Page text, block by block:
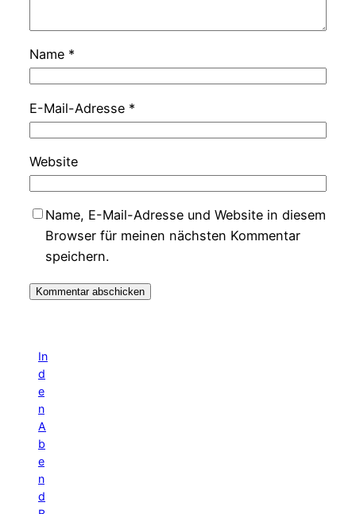
Name *
E-Mail-Adresse *
Website
Name, E-Mail-Adresse und Website in diesem
Browser für meinen nächsten Kommentar
speichern.
In
d
e
n
A
b
e
n
d